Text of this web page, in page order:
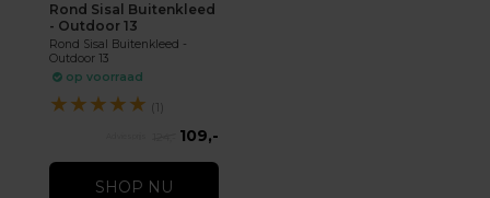
Rond Sisal Buitenkleed
- Outdoor 13
Rond Sisal Buitenkleed -
Outdoor 13
op voorraad
★★★★★ (1)
109,-
SHOP NU